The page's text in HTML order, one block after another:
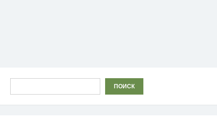
ПОИСК